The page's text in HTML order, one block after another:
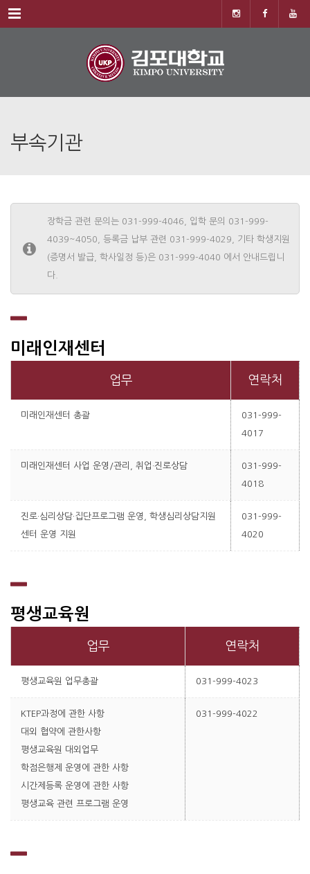
Menu
부속기관
장학금 관련 문의는 031-999-4046, 입학 문의 031-999-
4039~4050, 등록금 납부 관련 031-999-4029, 기타 학생지원
(증명서 발급, 학사일정 등)은 031-999-4040 에서 안내드립니
다.
미래인재센터
업무 연락처
미래인재센터 총괄
031-999-
4017
미래인재센터 사업 운영/관리, 취업·진로상담
031-999-
4018
진로·심리상담·집단프로그램 운영, 학생심리상담지원
센터 운영 지원
031-999-
4020
평생교육원
업무 연락처
평생교육원 업무총괄 031-999-4023
KTEP과정에 관한 사항
대외 협약에 관한사항
평생교육원 대외업무
학점은행제 운영에 관한 사항
시간제등록 운영에 관한 사항
평생교육 관련 프로그램 운영
031-999-4022